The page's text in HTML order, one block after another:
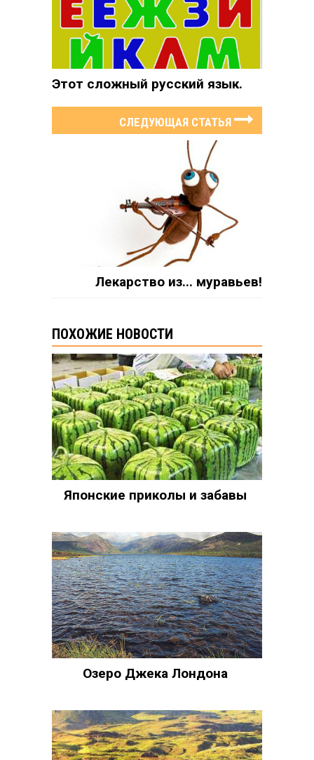
Этот сложный русский язык.
СЛЕДУЮЩАЯ СТАТЬЯ
Лекарство из... муравьев!
ПОХОЖИЕ НОВОСТИ
Японские приколы и забавы
Озеро Джека Лондона